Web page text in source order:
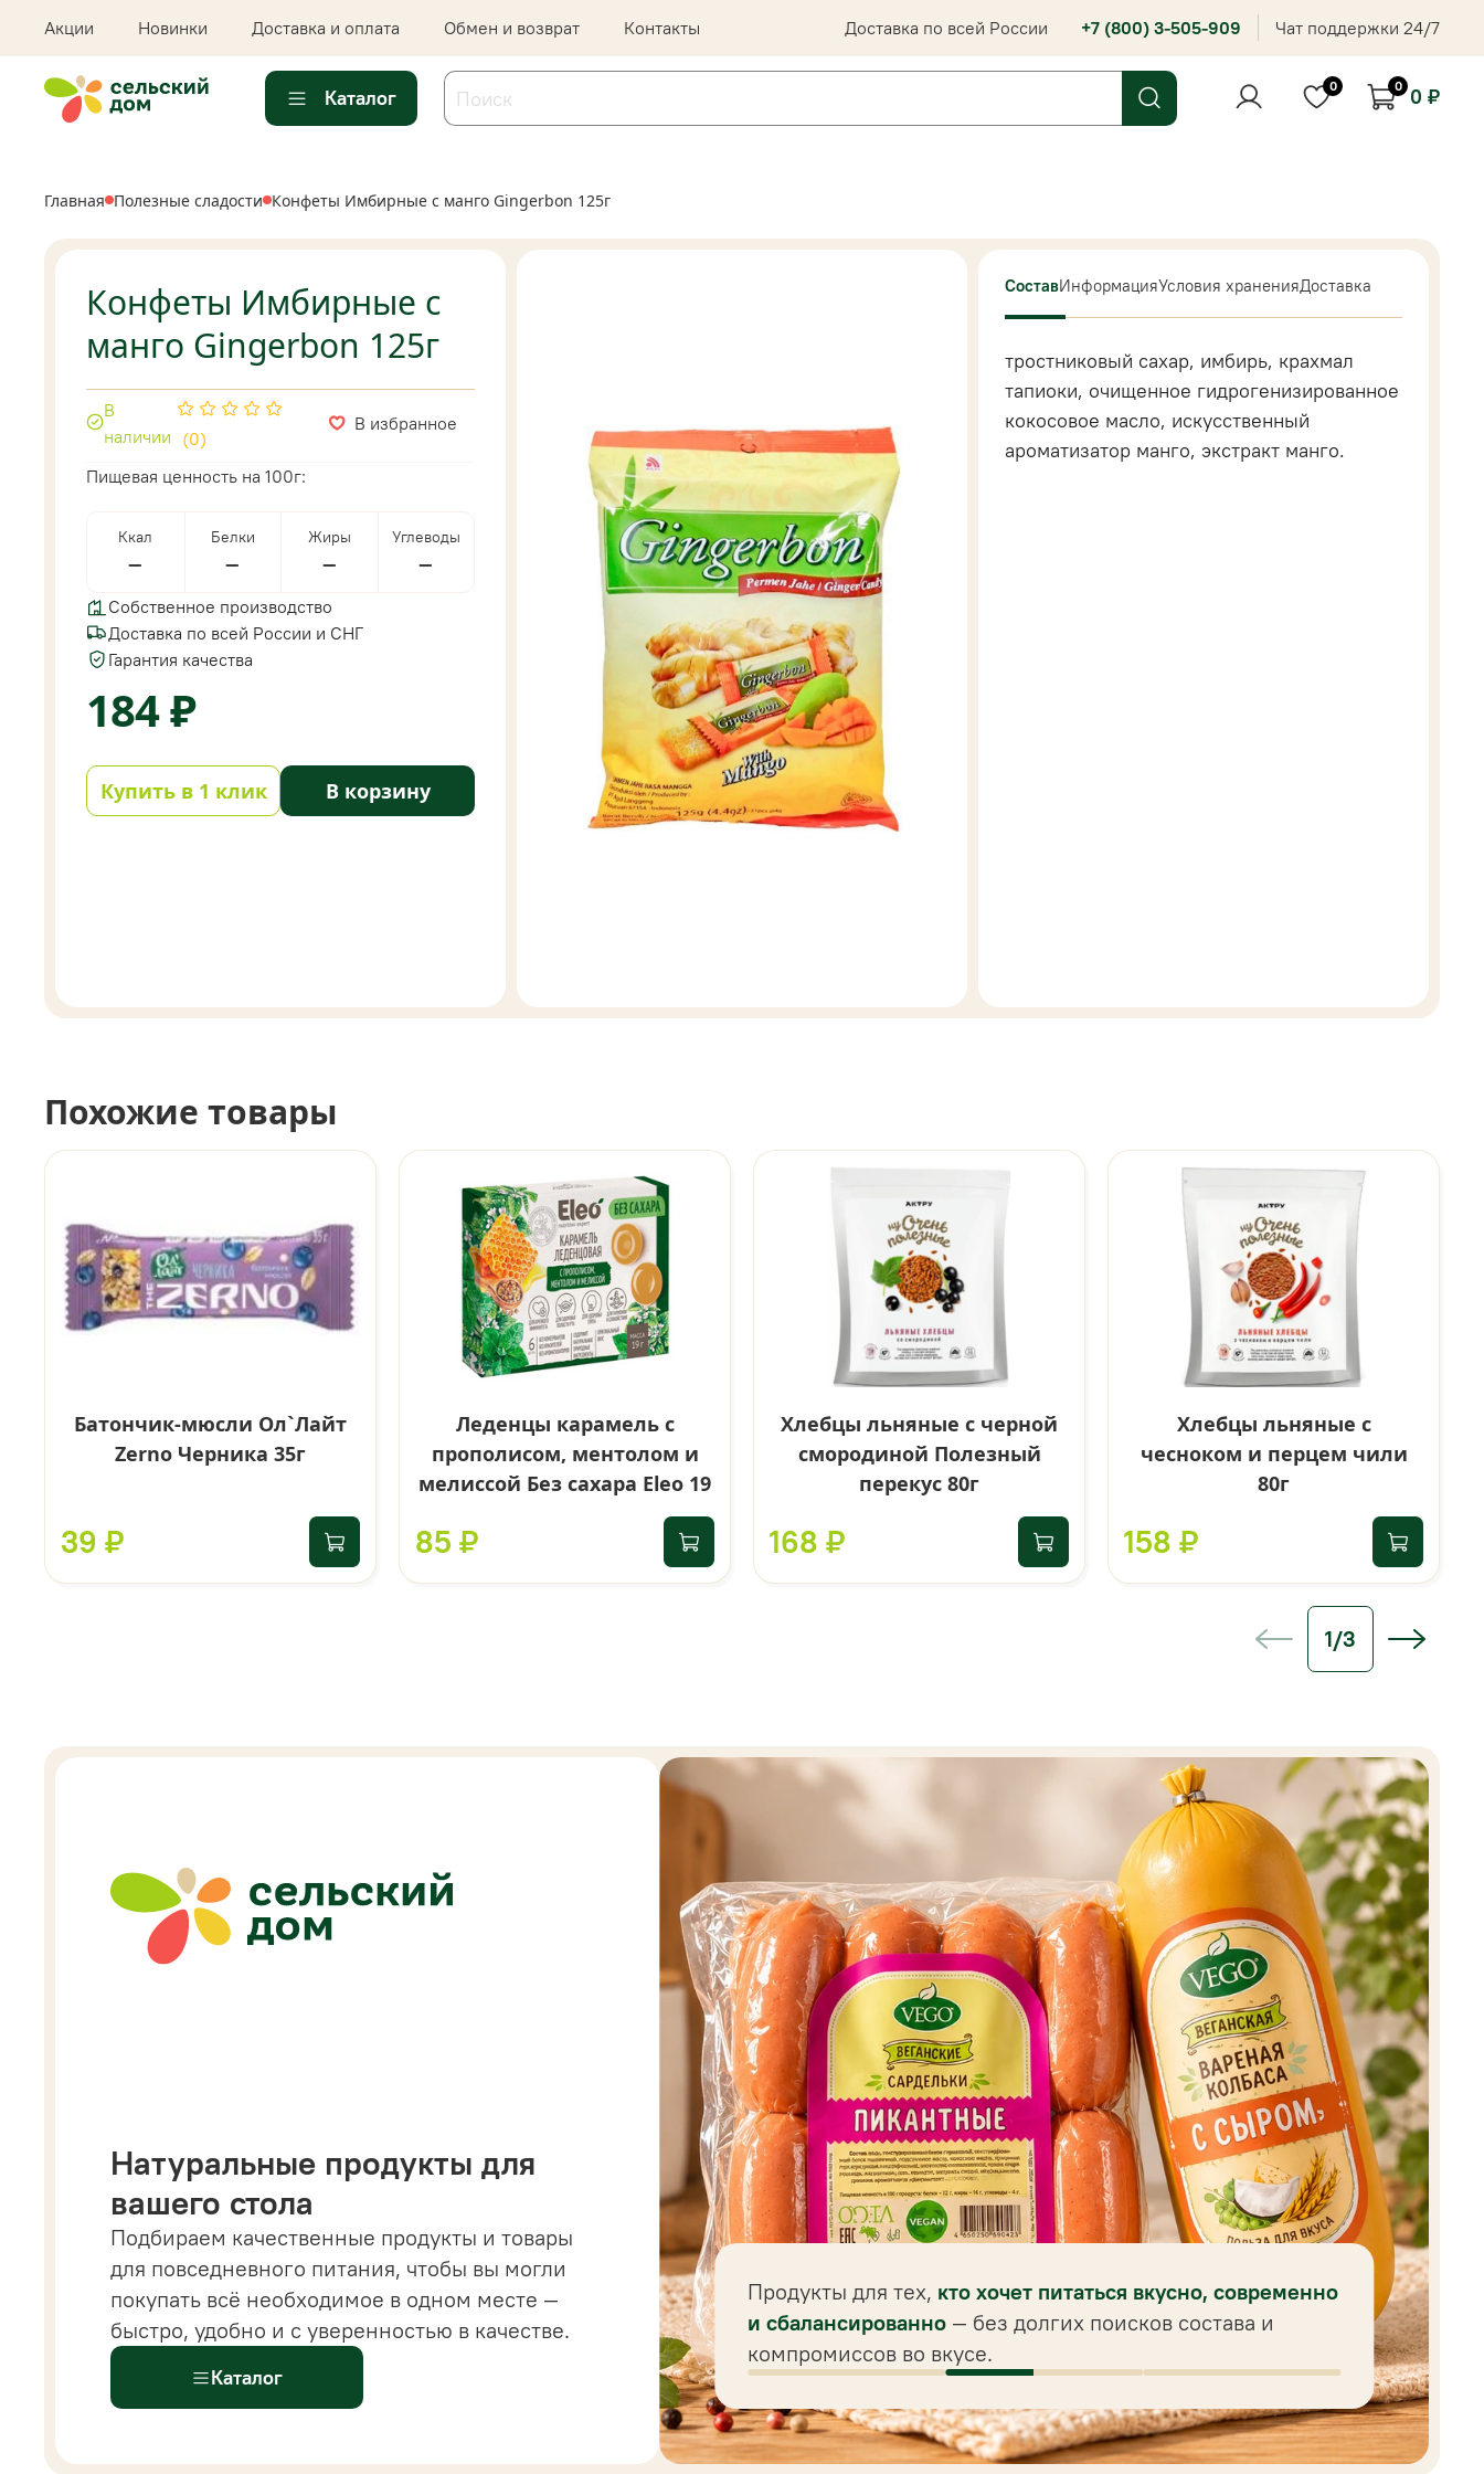
Акции Новинки Доставка и оплата Обмен и возврат Контакты Доставка по всей России +7 (800) 3-505-909 Чат поддержки 24/7
Каталог 0 0 0 ₽
Главная Полезные сладости Конфеты Имбирные с манго Gingerbon 125г
Конфеты Имбирные с
манго Gingerbon 125г
(0)
В избранное
В
наличии
Пищевая ценность на 100г:
Ккал
—
Белки
—
Жиры
—
Углеводы
—
Собственное производство
Доставка по всей России и СНГ
Гарантия качества
184 ₽
В корзину
Купить в 1 клик
СоставИнформацияУсловия храненияДоставка
тростниковый сахар, имбирь, крахмал
тапиоки, очищенное гидрогенизированное
кокосовое масло, искусственный
ароматизатор манго, экстракт манго.
Похожие товары
Батончик-мюсли Ол`Лайт
Zerno Черника 35г
39 ₽
Леденцы карамель с
прополисом, ментолом и
мелиссой Без сахара Eleo 19
85 ₽
Хлебцы льняные с черной
смородиной Полезный
перекус 80г
168 ₽
Хлебцы льняные с
чесноком и перцем чили
80г
158 ₽
1/3
Натуральные продукты для
вашего стола
Подбираем качественные продукты и товары
для повседневного питания, чтобы вы могли
покупать всё необходимое в одном месте —
быстро, удобно и с уверенностью в качестве.
Каталог
вы найдете все от напитков и бакалеи до
сыров, десертов и готовых решений для
питания.Всёдля здорового и современного
доступнов одном каталоге.
Продукты для тех, кто хочет питаться вкусно, современно
и сбалансированно — без долгих поисков состава и
компромиссов во вкусе.